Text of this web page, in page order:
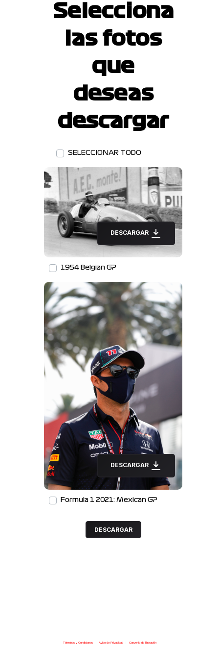
Selecciona
las fotos
que
deseas
descargar
SELECCIONAR TODO
DESCARGAR
1954 Belgian GP
DESCARGAR
Formula 1 2021: Mexican GP
DESCARGAR
Términos y Condiciones| Aviso de Privacidad| Convenio de liberación